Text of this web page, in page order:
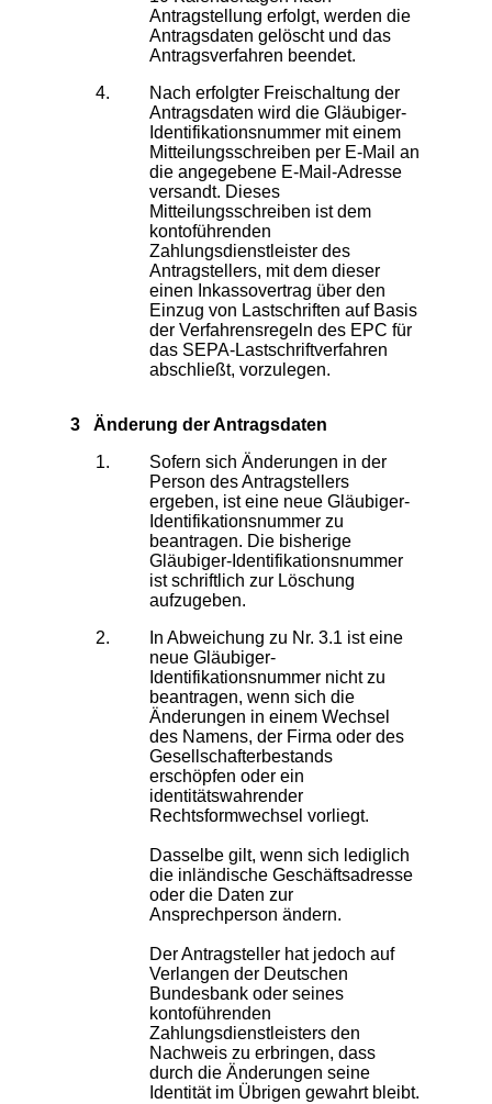
Antragstellung erfolgt, werden die
Antragsdaten gelöscht und das
Antragsverfahren beendet.
Nach erfolgter Freischaltung der
Antragsdaten wird die Gläubiger-
Identifikationsnummer mit einem
Mitteilungsschreiben per E-Mail an
die angegebene E-Mail-Adresse
versandt. Dieses
Mitteilungsschreiben ist dem
kontoführenden
Zahlungsdienstleister des
Antragstellers, mit dem dieser
einen Inkassovertrag über den
Einzug von Lastschriften auf Basis
der Verfahrensregeln des EPC für
das SEPA-Lastschriftverfahren
abschließt, vorzulegen.
3 Änderung der Antragsdaten
Sofern sich Änderungen in der
Person des Antragstellers
ergeben, ist eine neue Gläubiger-
Identifikationsnummer zu
beantragen. Die bisherige
Gläubiger-Identifikationsnummer
ist schriftlich zur Löschung
aufzugeben.
In Abweichung zu Nr. 3.1 ist eine
neue Gläubiger-
Identifikationsnummer nicht zu
beantragen, wenn sich die
Änderungen in einem Wechsel
des Namens, der Firma oder des
Gesellschafterbestands
erschöpfen oder ein
identitätswahrender
Rechtsformwechsel vorliegt.
Dasselbe gilt, wenn sich lediglich
die inländische Geschäftsadresse
oder die Daten zur
Ansprechperson ändern.
Der Antragsteller hat jedoch auf
Verlangen der Deutschen
Bundesbank oder seines
kontoführenden
Zahlungsdienstleisters den
Nachweis zu erbringen, dass
durch die Änderungen seine
Identität im Übrigen gewahrt bleibt.